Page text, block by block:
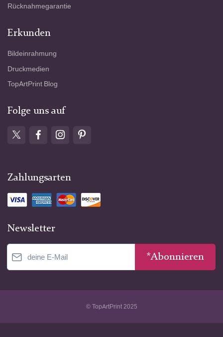
Rücknahmegarantie
Erkunden
Bildeinrahmung
Druckmedien
TopArtPrint Blog
Folge uns auf
Zahlungsarten
Newsletter
*Abonnieren
© TopArtPrint 2025